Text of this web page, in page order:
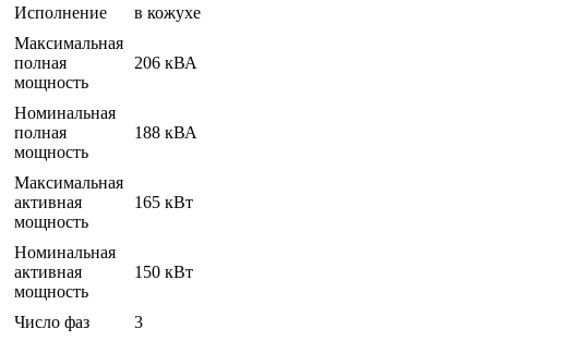
Исполнение
в кожухе
Максимальная
полная
мощность
206 кВА
Номинальная
полная
мощность
188 кВА
Максимальная
активная
мощность
165 кВт
Номинальная
активная
мощность
150 кВт
Число фаз
3